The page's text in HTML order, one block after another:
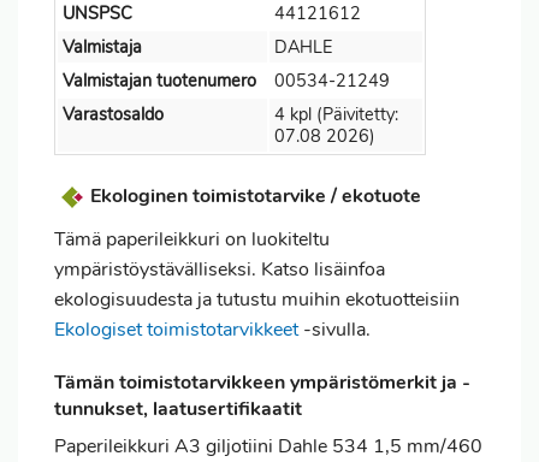
UNSPSC
44121612
Valmistaja
DAHLE
Valmistajan tuotenumero
00534-21249
Varastosaldo
4 kpl (Päivitetty:
07.08 2026)
Ekologinen toimistotarvike / ekotuote
Tämä paperileikkuri on luokiteltu
ympäristöystävälliseksi. Katso lisäinfoa
ekologisuudesta ja tutustu muihin ekotuotteisiin
Ekologiset toimistotarvikkeet-sivulla.
Tämän toimistotarvikkeen ympäristömerkit ja -
tunnukset, laatusertifikaatit
Paperileikkuri A3 giljotiini Dahle 534 1,5 mm/460